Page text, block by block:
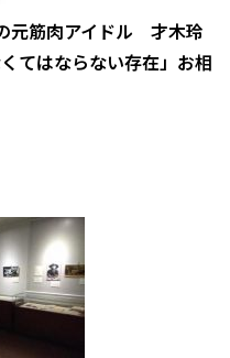
元筋肉アイドル 才木玲
てはならない存在」お相